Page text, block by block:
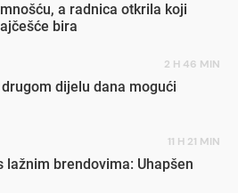
a radnica otkrila koji
bira
2 H 46 MIN
dijelu dana mogući
11 H 21 MIN
lažnim brendovima: Uhapšen